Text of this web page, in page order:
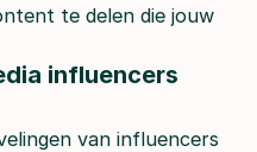
te delen die jouw
influencers
van influencers